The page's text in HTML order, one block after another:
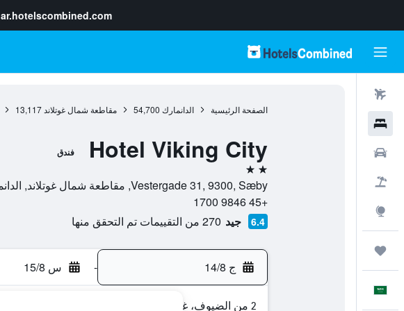
ar.hotelscombined.com
الصفحة الرئيسية الدانمارك 54,700 مقاطعة شمال غوتلاند 13,117
Hotel Viking City فندق
2 نجمتين
Vestergade 31, 9300, Sæby, مقاطعة شمال غوتلاند, الدانمارك
+45 9846 1700
6.4 جيد 270 من التقييمات تم التحقق منها
ج 14/8 - س 15/8
2 من الضيوف، غرفة واحدة